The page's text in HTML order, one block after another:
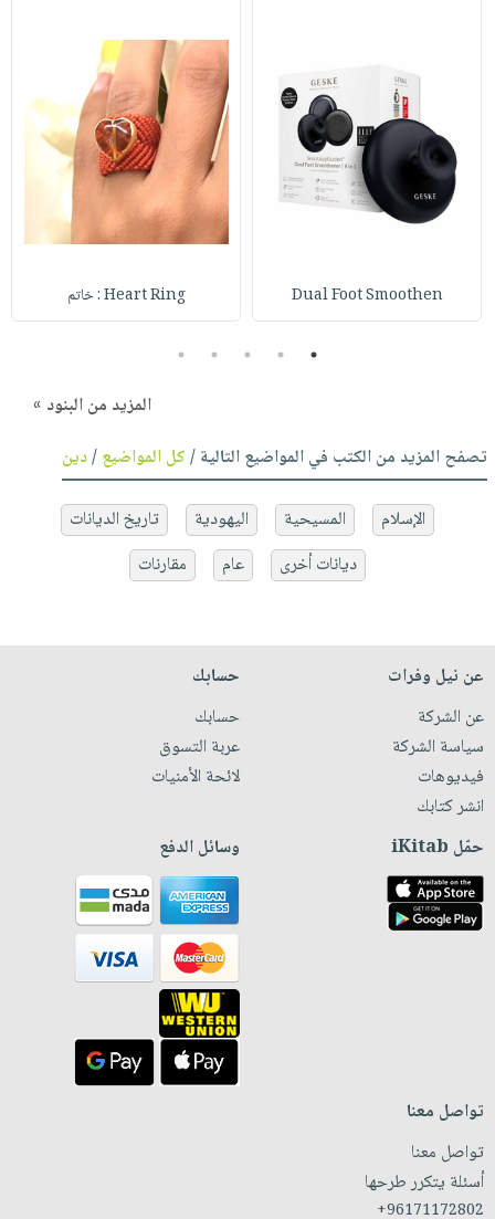
Dual Foot Smoothen Heart Ring : خاتم
1
2
3
4
5
المزيد من البنود »
تصفح المزيد من الكتب في المواضيع التالية /كل المواضيع/دين
الإسلام المسيحية اليهودية
تاريخ الديانات
ديانات أخرى
عام مقارنات
عن نيل وفرات
عن الشركة
سياسة الشركة
فيديوهات
انشر كتابك
حسابك
حسابك
عربة التسوق
لائحة الأمنيات
حمّل iKitab وسائل الدفع
تواصل معنا
تواصل معنا
أسئلة يتكرر طرحها
+96171172802